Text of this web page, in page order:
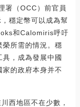
署（OCC）前官員
穩定幣可以成為幫
和Calomiris呼吁
所需的情況。穩
，成為發展中國
的政府本身并不
西地區不在少數，